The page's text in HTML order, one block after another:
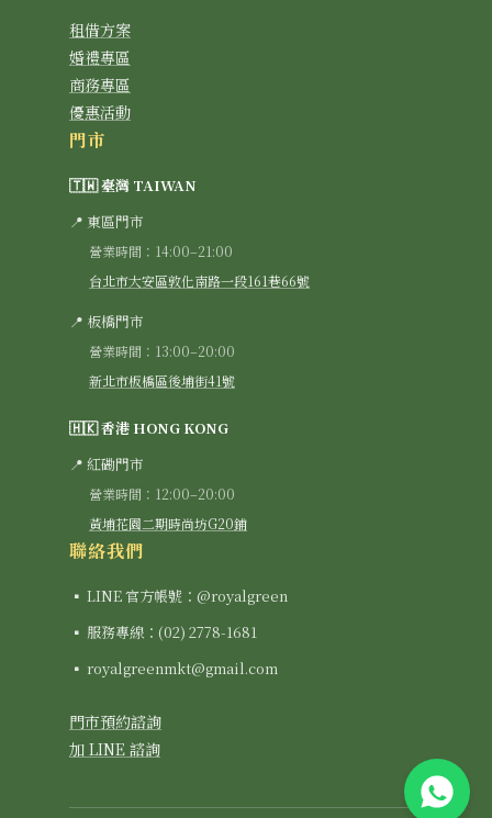
租借方案
婚禮專區
商務專區
優惠活動
門市
🇹🇼 臺灣 TAIWAN
📍 東區門市
營業時間：14:00–21:00
台北市大安區敦化南路一段161巷66號
📍 板橋門市
營業時間：13:00–20:00
新北市板橋區後埔街41號
🇭🇰 香港 HONG KONG
📍 紅磡門市
營業時間：12:00–20:00
黃埔花園二期時尚坊G20鋪
聯絡我們
▪ LINE 官方帳號：@royalgreen
▪ 服務專線：(02) 2778-1681
▪ royalgreenmkt@gmail.com
門市預約諮詢
加 LINE 諮詢